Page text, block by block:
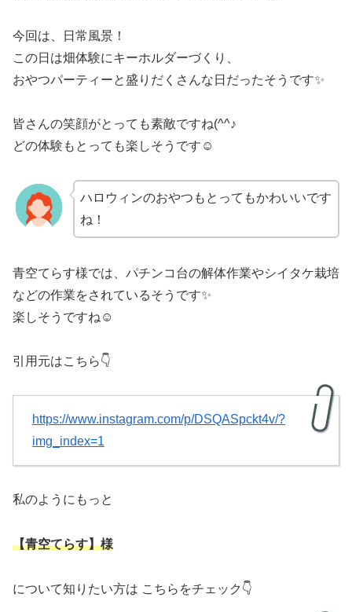
今回は、日常風景！
この日は畑体験にキーホルダーづくり、
おやつパーティーと盛りだくさんな日だったそうです✨
皆さんの笑顔がとっても素敵ですね(^^♪
どの体験もとっても楽しそうです☺
ハロウィンのおやつもとってもかわいいです
ね！
青空てらす様では、パチンコ台の解体作業やシイタケ栽培
などの作業をされているそうです✨
楽しそうですね☺
引用元はこちら👇
https://www.instagram.com/p/DSQASpckt4v/?
img_index=1
私のようにもっと
【青空てらす】様
について知りたい方は こちらをチェック👇